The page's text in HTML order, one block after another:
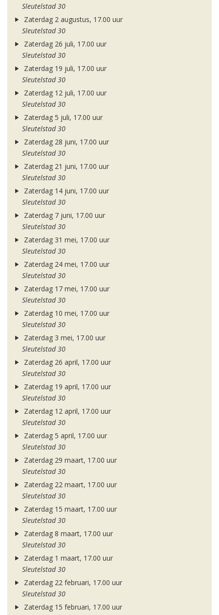
Sleutelstad 30
Zaterdag 2 augustus, 17.00 uur
Sleutelstad 30
Zaterdag 26 juli, 17.00 uur
Sleutelstad 30
Zaterdag 19 juli, 17.00 uur
Sleutelstad 30
Zaterdag 12 juli, 17.00 uur
Sleutelstad 30
Zaterdag 5 juli, 17.00 uur
Sleutelstad 30
Zaterdag 28 juni, 17.00 uur
Sleutelstad 30
Zaterdag 21 juni, 17.00 uur
Sleutelstad 30
Zaterdag 14 juni, 17.00 uur
Sleutelstad 30
Zaterdag 7 juni, 17.00 uur
Sleutelstad 30
Zaterdag 31 mei, 17.00 uur
Sleutelstad 30
Zaterdag 24 mei, 17.00 uur
Sleutelstad 30
Zaterdag 17 mei, 17.00 uur
Sleutelstad 30
Zaterdag 10 mei, 17.00 uur
Sleutelstad 30
Zaterdag 3 mei, 17.00 uur
Sleutelstad 30
Zaterdag 26 april, 17.00 uur
Sleutelstad 30
Zaterdag 19 april, 17.00 uur
Sleutelstad 30
Zaterdag 12 april, 17.00 uur
Sleutelstad 30
Zaterdag 5 april, 17.00 uur
Sleutelstad 30
Zaterdag 29 maart, 17.00 uur
Sleutelstad 30
Zaterdag 22 maart, 17.00 uur
Sleutelstad 30
Zaterdag 15 maart, 17.00 uur
Sleutelstad 30
Zaterdag 8 maart, 17.00 uur
Sleutelstad 30
Zaterdag 1 maart, 17.00 uur
Sleutelstad 30
Zaterdag 22 februari, 17.00 uur
Sleutelstad 30
Zaterdag 15 februari, 17.00 uur